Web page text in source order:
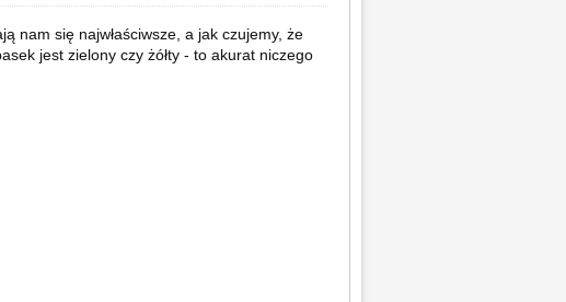
nam się najwłaściwsze, a jak czujemy, że
jest zielony czy żółty - to akurat niczego